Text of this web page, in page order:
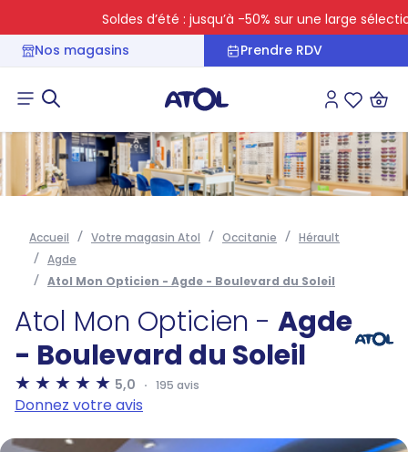
Soldes d’été : jusqu’à -50% sur une large sélection
Nos magasins
Prendre RDV
Connexion
Accueil Votre magasin Atol Occitanie
Hérault
Agde
Atol Mon Opticien - Agde - Boulevard du Soleil
Atol Mon Opticien - Agde
- Boulevard du Soleil
5,0 195 avis
Donnez votre avis